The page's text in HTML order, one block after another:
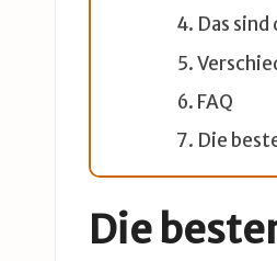
Das
FAQ
Die
Die